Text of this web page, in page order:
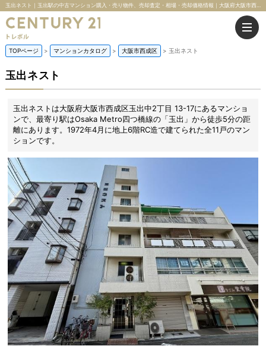
玉出ネスト｜玉出駅の中古マンション購入・売り物件、売却査定・相場・売却価格情報｜大阪府大阪市西成区玉出中2丁目 13-17のマンション情報｜株式会社トレボル
TOPページ マンションカタログ 大阪市西成区 玉出ネスト
玉出ネスト
玉出ネストは大阪府大阪市西成区玉出中2丁目 13-17にあるマンショ
ンで、最寄り駅はOsaka Metro四つ橋線の「玉出」から徒歩5分の距
離にあります。1972年4月に地上6階RC造で建てられた全11戸のマン
ションです。